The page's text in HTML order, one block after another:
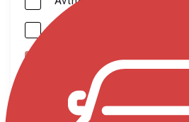
Αυτοκόλλητα κέντρου ζάντας
Γάντζοι racing(9)